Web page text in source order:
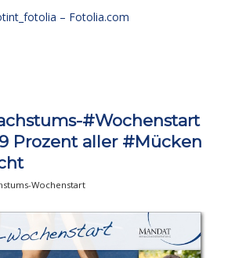
– Fotolia.com
#Wochenstart
Prozent aller #Mücken
Wochenstart